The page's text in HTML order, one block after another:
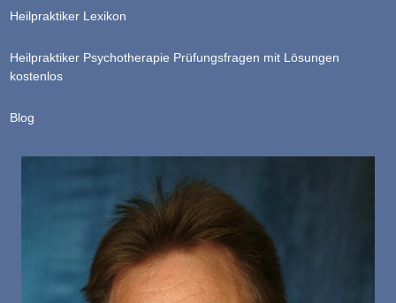
Heilpraktiker Lexikon
Heilpraktiker Psychotherapie Prüfungsfragen mit Lösungen
kostenlos
Blog